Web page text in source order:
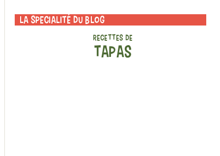
La specialité du blog
RECETTES DE
TAPAS